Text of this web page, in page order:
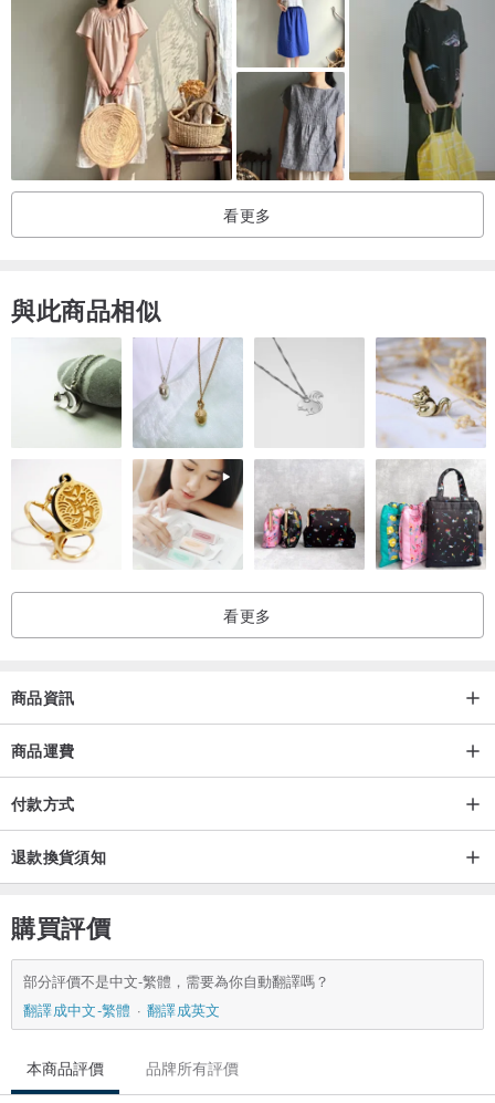
看更多
與此商品相似
看更多
商品資訊
商品運費
付款方式
退款換貨須知
購買評價
部分評價不是中文-繁體，需要為你自動翻譯嗎？
翻譯成中文-繁體
翻譯成英文
本商品評價 品牌所有評價